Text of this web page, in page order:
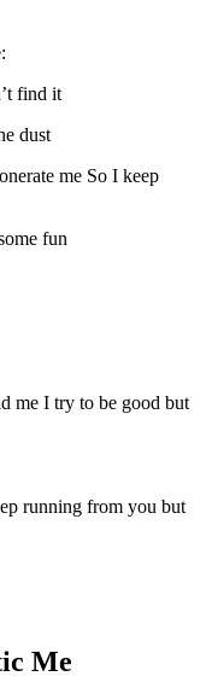
find it
dust
me So I keep
fun
me I try to be good but
running from you but
Me